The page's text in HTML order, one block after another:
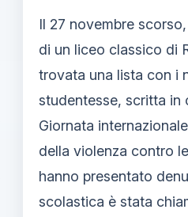
Il 27 novembre
di un liceo classico di
trovata una lista con i
studentesse, scritta in
Giornata
della violenza contro
hanno presentato
scolastica è stata